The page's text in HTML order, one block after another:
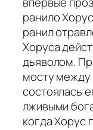
ранило
ранил
Хоруса
дьяволом.
мосту
состоялась
лживыми
когда Хорус